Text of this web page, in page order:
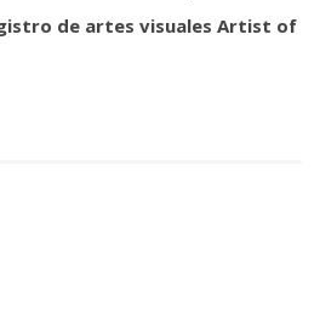
de artes visuales Artist of